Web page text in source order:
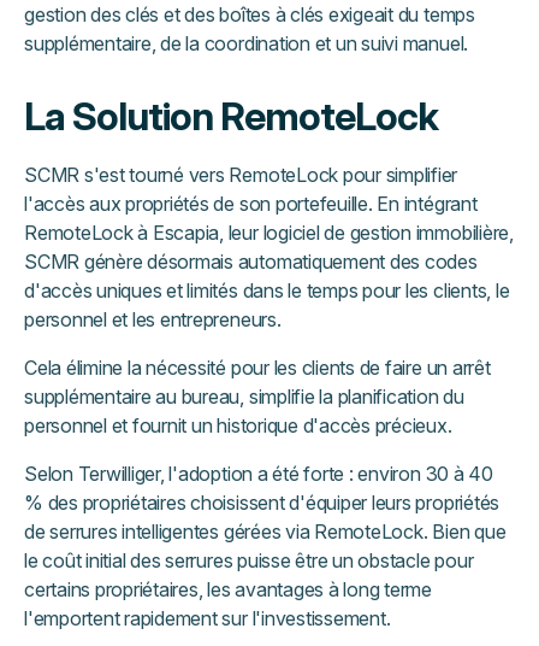
gestion des clés et des boîtes à clés exigeait du temps
supplémentaire, de la coordination et un suivi manuel.
La Solution RemoteLock
SCMR s'est tourné vers RemoteLock pour simplifier
l'accès aux propriétés de son portefeuille. En intégrant
RemoteLock à Escapia, leur logiciel de gestion immobilière,
SCMR génère désormais automatiquement des codes
d'accès uniques et limités dans le temps pour les clients, le
personnel et les entrepreneurs.
Cela élimine la nécessité pour les clients de faire un arrêt
supplémentaire au bureau, simplifie la planification du
personnel et fournit un historique d'accès précieux.
Selon Terwilliger, l'adoption a été forte : environ 30 à 40
% des propriétaires choisissent d'équiper leurs propriétés
de serrures intelligentes gérées via RemoteLock. Bien que
le coût initial des serrures puisse être un obstacle pour
certains propriétaires, les avantages à long terme
l'emportent rapidement sur l'investissement.